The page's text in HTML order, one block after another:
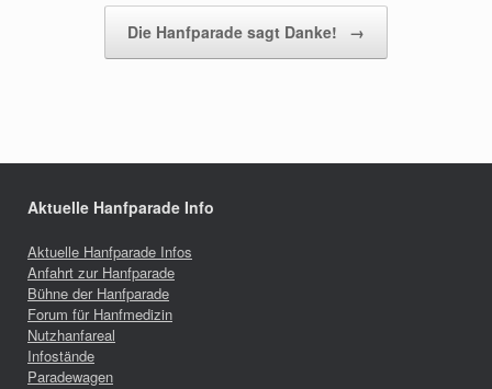
Die Hanfparade sagt Danke! →
Aktuelle Hanfparade Info
Aktuelle Hanfparade Infos
Anfahrt zur Hanfparade
Bühne der Hanfparade
Forum für Hanfmedizin
Nutzhanfareal
Infostände
Paradewagen